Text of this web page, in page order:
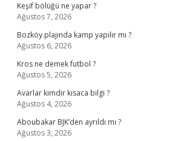
Keşif bölüğü ne yapar ?
Ağustos 7, 2026
Bozköy plajında kamp yapılır mı ?
Ağustos 6, 2026
Kros ne demek futbol ?
Ağustos 5, 2026
Avarlar kimdir kısaca bilgi ?
Ağustos 4, 2026
Aboubakar BJK’den ayrıldı mı ?
Ağustos 3, 2026